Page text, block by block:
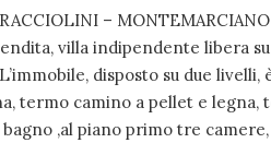
–
villa indipendente libera
disposto su due
termo camino a pellet e legna,
,al piano primo tre